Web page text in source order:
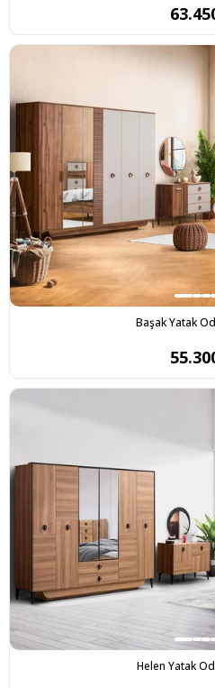
Başak Yatak
Helen Yatak